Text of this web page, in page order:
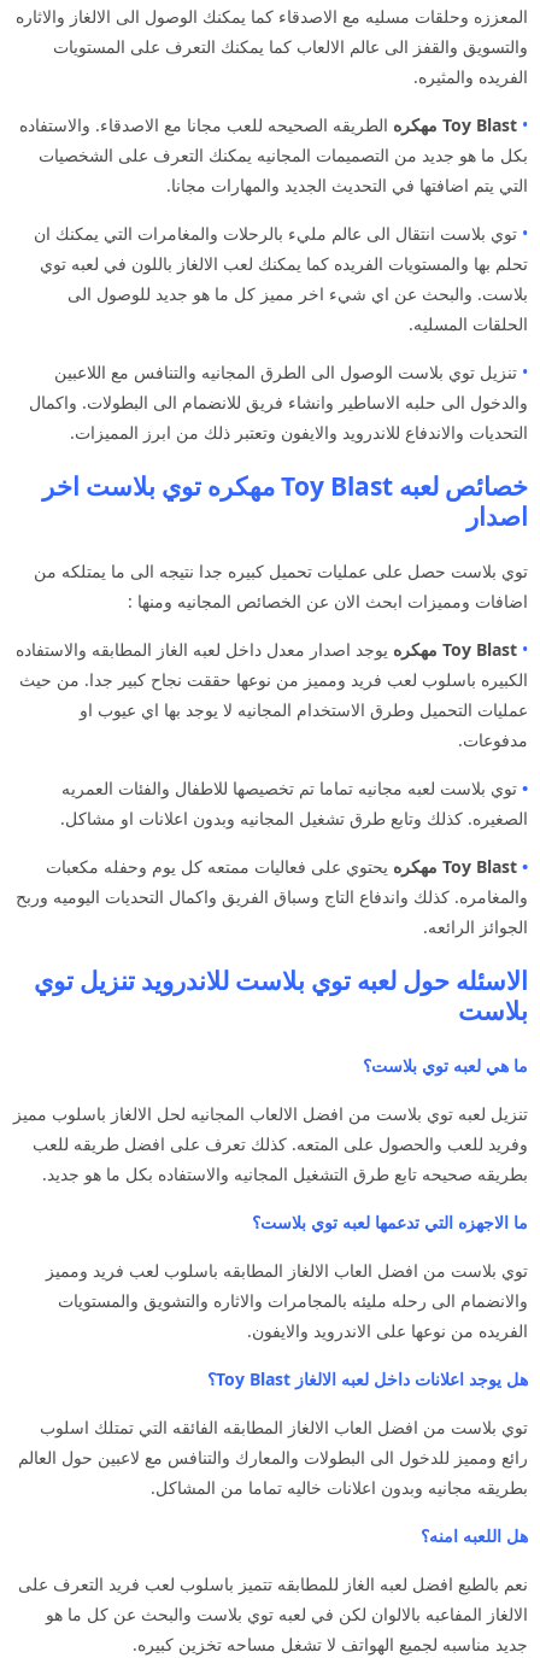
المعززه وحلقات مسليه مع الاصدقاء كما يمكنك الوصول الى الالغاز والاثاره
والتسويق والقفز الى عالم الالعاب كما يمكنك التعرف على المستويات
الفريده والمثيره.
• Toy Blast مهكره
الطريقه الصحيحه للعب مجانا مع الاصدقاء. والاستفاده
بكل ما هو جديد من التصميمات المجانيه يمكنك التعرف على الشخصيات
التي يتم اضافتها في التحديث الجديد والمهارات مجانا.
• توي بلاست انتقال الى عالم مليء بالرحلات والمغامرات التي يمكنك ان
تحلم بها والمستويات الفريده كما يمكنك لعب الالغاز باللون في لعبه توي
بلاست. والبحث عن اي شيء اخر مميز كل ما هو جديد للوصول الى
الحلقات المسليه.
• تنزيل توي بلاست الوصول الى الطرق المجانيه والتنافس مع اللاعبين
والدخول الى حلبه الاساطير وانشاء فريق للانضمام الى البطولات. واكمال
التحديات والاندفاع للاندرويد والايفون وتعتبر ذلك من ابرز المميزات.
خصائص لعبه Toy Blast مهكره توي بلاست اخر
اصدار
توي بلاست حصل على عمليات تحميل كبيره جدا نتيجه الى ما يمتلكه من
اضافات ومميزات ابحث الان عن الخصائص المجانيه ومنها :
• Toy Blast مهكره
يوجد اصدار معدل داخل لعبه الغاز المطابقه والاستفاده
الكبيره باسلوب لعب فريد ومميز من نوعها حققت نجاح كبير جدا. من حيث
عمليات التحميل وطرق الاستخدام المجانيه لا يوجد بها اي عيوب او
مدفوعات.
• توي بلاست لعبه مجانيه تماما تم تخصيصها للاطفال والفئات العمريه
الصغيره. كذلك وتابع طرق تشغيل المجانيه وبدون اعلانات او مشاكل.
• Toy Blast مهكره
يحتوي على فعاليات ممتعه كل يوم وحفله مكعبات
والمغامره. كذلك واندفاع التاج وسباق الفريق واكمال التحديات اليوميه وربح
الجوائز الرائعه.
الاسئله حول لعبه توي بلاست للاندرويد تنزيل توي
بلاست
ما هي لعبه توي بلاست؟
تنزيل لعبه توي بلاست من افضل الالعاب المجانيه لحل الالغاز باسلوب مميز
وفريد للعب والحصول على المتعه. كذلك تعرف على افضل طريقه للعب
بطريقه صحيحه تابع طرق التشغيل المجانيه والاستفاده بكل ما هو جديد.
ما الاجهزه التي تدعمها لعبه توي بلاست؟
توي بلاست من افضل العاب الالغاز المطابقه باسلوب لعب فريد ومميز
والانضمام الى رحله مليئه بالمجامرات والاثاره والتشويق والمستويات
الفريده من نوعها على الاندرويد والايفون.
هل يوجد اعلانات داخل لعبه الالغاز Toy Blast؟
توي بلاست من افضل العاب الالغاز المطابقه الفائقه التي تمتلك اسلوب
رائع ومميز للدخول الى البطولات والمعارك والتنافس مع لاعبين حول العالم
بطريقه مجانيه وبدون اعلانات خاليه تماما من المشاكل.
هل اللعبه امنه؟
نعم بالطبع افضل لعبه الغاز للمطابقه تتميز باسلوب لعب فريد التعرف على
الالغاز المفاعبه بالالوان لكن في لعبه توي بلاست والبحث عن كل ما هو
جديد مناسبه لجميع الهواتف لا تشغل مساحه تخزين كبيره.